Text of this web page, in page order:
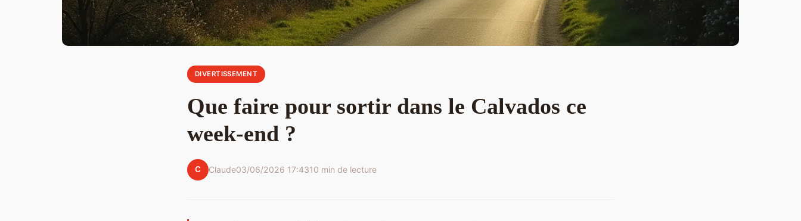
DIVERTISSEMENT
Que faire pour sortir dans le Calvados ce
week-end ?
C Claude03/06/2026 17:4310 min de lecture